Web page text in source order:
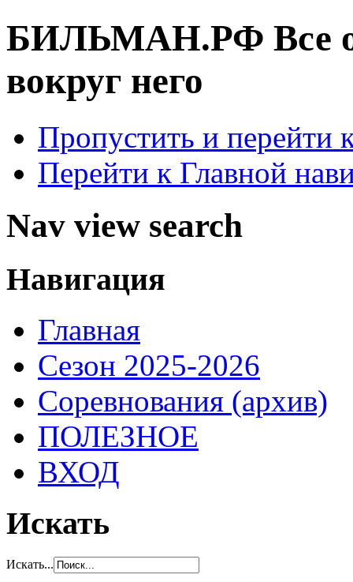
БИЛЬМАН.РФ Все
вокруг него
Пропустить и перейти
Перейти к Главной
Nav view search
Навигация
Главная
Сезон 2025-2026
Соревнования (архив)
ПОЛЕЗНОЕ
ВХОД
Искать
Искать...